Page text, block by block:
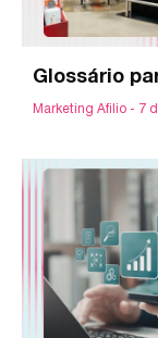
Glossário
Marketing Afilio 7